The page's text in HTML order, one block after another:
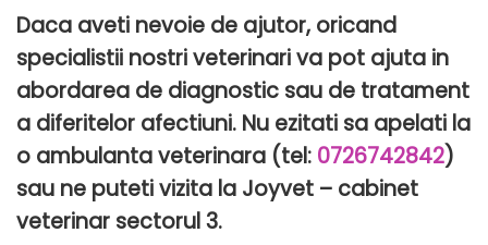
Daca aveti nevoie de ajutor, oricand
specialistii nostri veterinari va pot ajuta in
abordarea de diagnostic sau de tratament
a diferitelor afectiuni. Nu ezitati sa apelati la
o ambulanta veterinara (tel: 0726742842)
sau ne puteti vizita la Joyvet – cabinet
veterinar sectorul 3.